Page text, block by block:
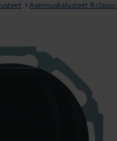
>Asennuskalusteet R.classic